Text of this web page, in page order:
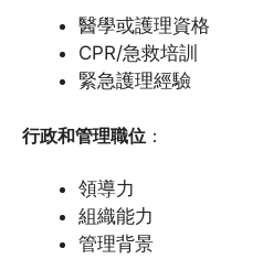
醫學或護理資格
CPR/急救培訓
緊急護理經驗
行政和管理職位 ：
領導力
組織能力
管理背景